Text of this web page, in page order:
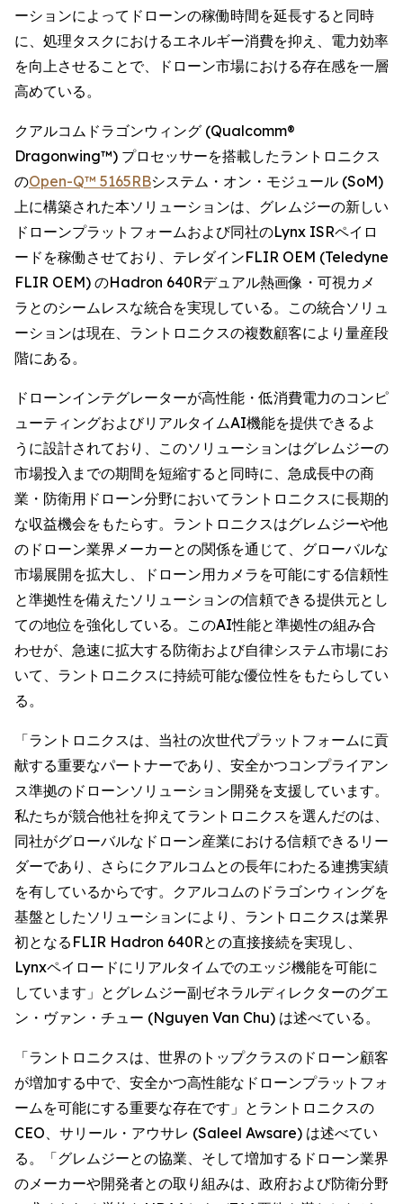
ーションによってドローンの稼働時間を延長すると同時
に、処理タスクにおけるエネルギー消費を抑え、電力効率
を向上させることで、ドローン市場における存在感を一層
高めている。
クアルコムドラゴンウィング (Qualcomm®
Dragonwing™) プロセッサーを搭載したラントロニクス
のOpen-Q™ 5165RBシステム・オン・モジュール (SoM)
上に構築された本ソリューションは、グレムジーの新しい
ドローンプラットフォームおよび同社のLynx ISRペイロ
ードを稼働させており、テレダインFLIR OEM (Teledyne
FLIR OEM) のHadron 640Rデュアル熱画像・可視カメ
ラとのシームレスな統合を実現している。この統合ソリュ
ーションは現在、ラントロニクスの複数顧客により量産段
階にある。
ドローンインテグレーターが高性能・低消費電力のコンピ
ューティングおよびリアルタイムAI機能を提供できるよ
うに設計されており、このソリューションはグレムジーの
市場投入までの期間を短縮すると同時に、急成長中の商
業・防衛用ドローン分野においてラントロニクスに長期的
な収益機会をもたらす。ラントロニクスはグレムジーや他
のドローン業界メーカーとの関係を通じて、グローバルな
市場展開を拡大し、ドローン用カメラを可能にする信頼性
と準拠性を備えたソリューションの信頼できる提供元とし
ての地位を強化している。このAI性能と準拠性の組み合
わせが、急速に拡大する防衛および自律システム市場にお
いて、ラントロニクスに持続可能な優位性をもたらしてい
る。
「ラントロニクスは、当社の次世代プラットフォームに貢
献する重要なパートナーであり、安全かつコンプライアン
ス準拠のドローンソリューション開発を支援しています。
私たちが競合他社を抑えてラントロニクスを選んだのは、
同社がグローバルなドローン産業における信頼できるリー
ダーであり、さらにクアルコムとの長年にわたる連携実績
を有しているからです。クアルコムのドラゴンウィングを
基盤としたソリューションにより、ラントロニクスは業界
初となるFLIR Hadron 640Rとの直接接続を実現し、
Lynxペイロードにリアルタイムでのエッジ機能を可能に
しています」とグレムジー副ゼネラルディレクターのグエ
ン・ヴァン・チュー (Nguyen Van Chu) は述べている。
「ラントロニクスは、世界のトップクラスのドローン顧客
が増加する中で、安全かつ高性能なドローンプラットフォ
ームを可能にする重要な存在です」とラントロニクスの
CEO、サリール・アウサレ (Saleel Awsare) は述べてい
る。「グレムジーとの協業、そして増加するドローン業界
のメーカーや開発者との取り組みは、政府および防衛分野